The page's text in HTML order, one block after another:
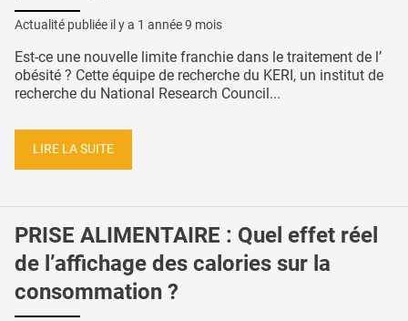
Actualité publiée il y a 1 année 9 mois
Est-ce une nouvelle limite franchie dans le traitement de l’
obésité ? Cette équipe de recherche du KERI, un institut de
recherche du National Research Council...
LIRE LA SUITE
PRISE ALIMENTAIRE : Quel effet réel
de l’affichage des calories sur la
consommation ?